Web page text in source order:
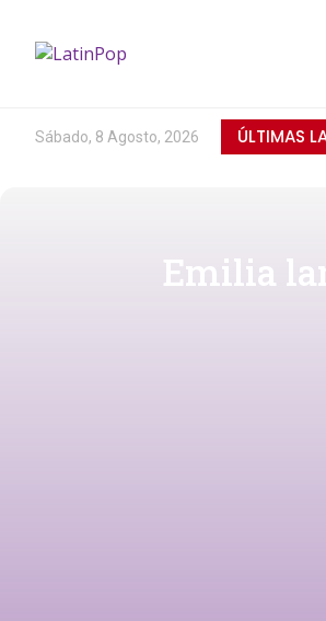
Sábado, 8 Agosto, 2026 ÚLTIMAS
Emilia